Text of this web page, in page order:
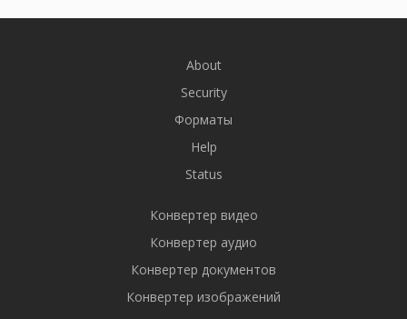
About
Security
Форматы
Help
Status
Конвертер видео
Конвертер аудио
Конвертер документов
Конвертер изображений